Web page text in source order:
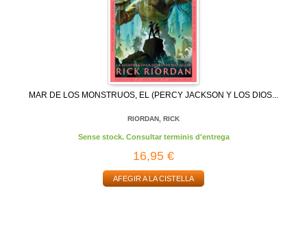
MAR DE LOS MONSTRUOS, EL (PERCY JACKSON Y LOS DIOS...
RIORDAN, RICK
Sense stock. Consultar terminis d'entrega
16,95 €
AFEGIR A LA CISTELLA